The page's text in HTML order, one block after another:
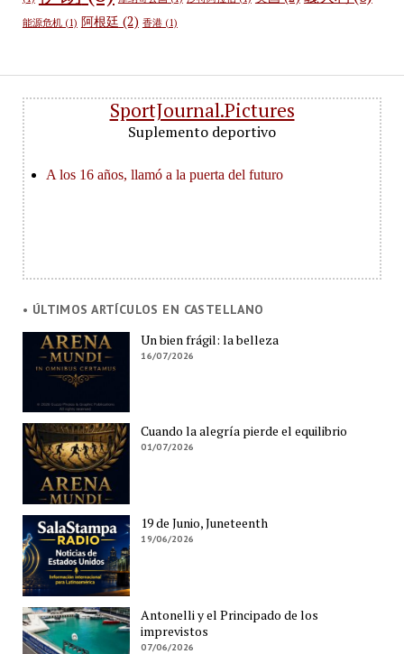
能源危机(1) 阿根廷 (2) 香港(1)
SportJournal.Pictures
Suplemento deportivo
• ÚLTIMOS ARTÍCULOS EN CASTELLANO
Un bien frágil: la belleza
16/07/2026
Cuando la alegría pierde el equilibrio
01/07/2026
19 de Junio, Juneteenth
19/06/2026
Antonelli y el Principado de los
imprevistos
07/06/2026